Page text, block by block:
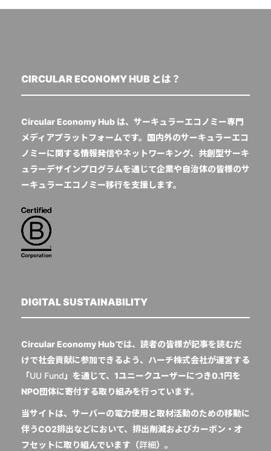
CIRCULAR ECONOMY HUB とは？
Circular Economy Hub は、サーキュラーエコノミー専門
メディアプラットフォームです。国内外のサーキュラーエコ
ノミーに関する情報発信やネットワーキング、共創型サーキ
ュラーデザインプログラムを通じて企業や自治体の皆様のサ
ーキュラーエコノミー移行を支援します。
DIGITAL SUSTAINABILITY
Circular Economy Hubでは、読者の皆様が記事を読むだ
けで社会貢献に参加できるよう、ハーチ株式会社が運営する
「UU Fund 」を通じて、1ユニークユーザーにつき0.1円を
NPO団体に寄付する取り組みを行っています。
当サイトは、サーバーの電力使用と取材活動のための移動に
伴うCO2排出などにおいて、排出削減およびカーボン・オ
フセットに取り組んでいます（詳細）。